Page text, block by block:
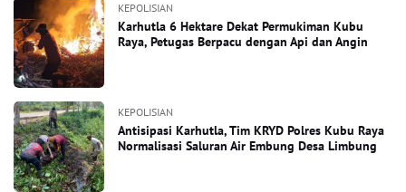
KEPOLISIAN
Karhutla 6 Hektare Dekat Permukiman Kubu
Raya, Petugas Berpacu dengan Api dan Angin
KEPOLISIAN
Antisipasi Karhutla, Tim KRYD Polres Kubu Raya
Normalisasi Saluran Air Embung Desa Limbung